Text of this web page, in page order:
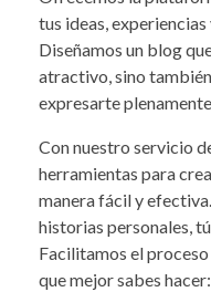
tus ideas,
Diseñamos un blog
atractivo, sino
expresarte
Con nuestro servicio
herramientas para
manera fácil y
historias personales,
Facilitamos el
que mejor sabes